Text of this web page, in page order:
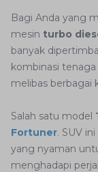
Bagi Anda yang
mesin turbo
banyak
kombinasi
melibas berbagai
Salah satu model
Fortuner. SUV
yang nyaman
menghadapi